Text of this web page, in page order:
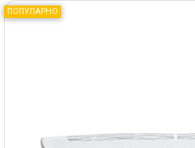
ПОПУЛАРНО